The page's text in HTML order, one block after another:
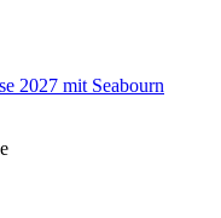
2027 mit Seabourn